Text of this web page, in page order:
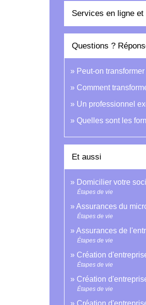
Services en ligne
Questions ?
Peut-on
Comment
Un professionnel
Quelles sont les
Et aussi
Domicilier votre
Étapes de vie
Assurances du
Étapes de vie
Assurances de
Étapes de vie
Création
Étapes de vie
Création
Étapes de vie